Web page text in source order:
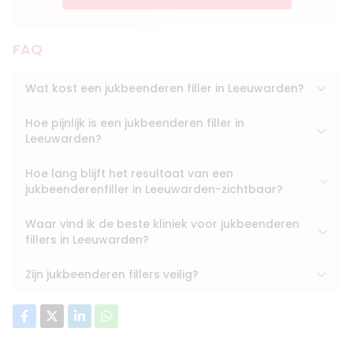
FAQ
Wat kost een jukbeenderen filler in Leeuwarden?
Hoe pijnlijk is een jukbeenderen filler in
Leeuwarden?
Hoe lang blijft het resultaat van een
jukbeenderenfiller in Leeuwarden-zichtbaar?
Waar vind ik de beste kliniek voor jukbeenderen
fillers in Leeuwarden?
Zijn jukbeenderen fillers veilig?